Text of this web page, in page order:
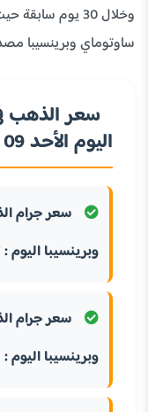
وخلال 30 يوم
ساوتوماي وبرينسيبا
سعر الذهب
اليوم الأحد 09 أغسطس 2026
وبرينسيبا اليوم :
وبرينسيبا اليوم :